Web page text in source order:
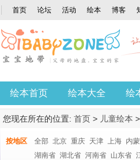
首页 论坛 活动 绘本 博客
绘本首页 绘本大全 绘
您现在所在的位置: 首页 > 儿童绘本 >
按地区 全部 北京 重庆 天津 上海 内
湖南省 湖北省 河南省 山东省